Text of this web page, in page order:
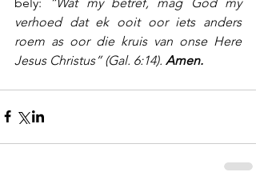
verhoed dat ek ooit oor iets anders
roem as oor die kruis van onse Here
Jesus Christus” (Gal. 6:14). Amen.